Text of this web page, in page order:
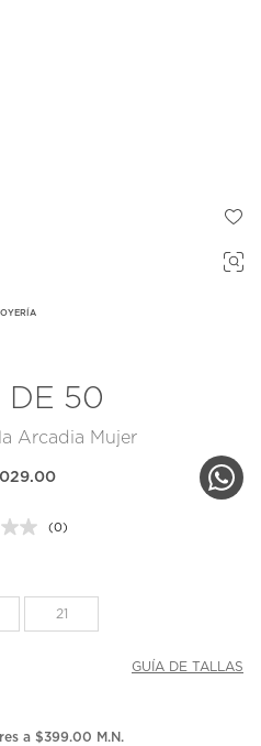
DE 50
Arcadia Mujer
Sin
la
misma
(0)
21
GUÍA DE TALLAS
a $399.00 M.N.